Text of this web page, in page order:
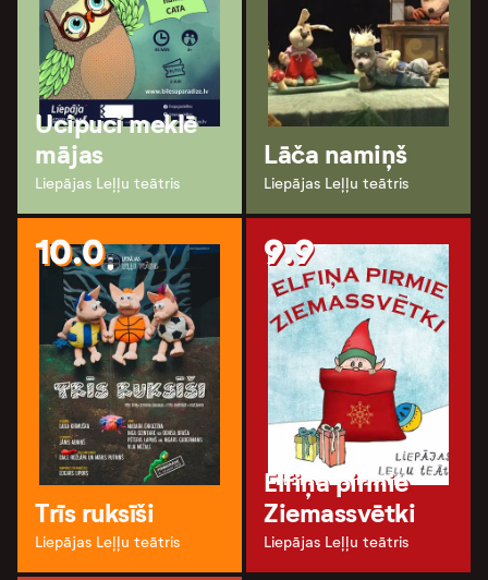
Ucipuci meklē
mājas
Liepājas Leļļu teātris
Lāča namiņš
Liepājas Leļļu teātris
10.0
Trīs ruksīši
Liepājas Leļļu teātris
9.9
Elfiņa pirmie
Ziemassvētki
Liepājas Leļļu teātris